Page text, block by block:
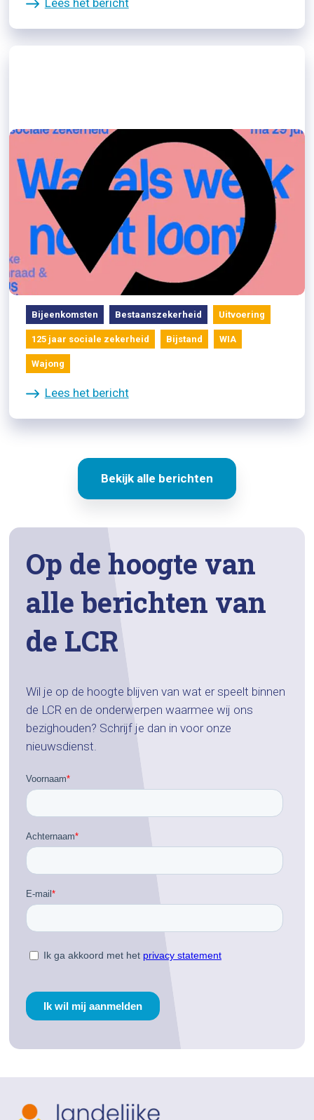
05/07/2026
Terugkijken 29 juni: Wat als werk
nooit loont
Bijeenkomsten Bestaanszekerheid Uitvoering
125 jaar sociale zekerheid Bijstand WIA
Wajong
Lees het bericht
Bekijk alle berichten
Op de hoogte van
alle berichten van
de LCR
Wil je op de hoogte blijven van wat er speelt binnen
de LCR en de onderwerpen waarmee wij ons
bezighouden? Schrijf je dan in voor onze
nieuwsdienst.